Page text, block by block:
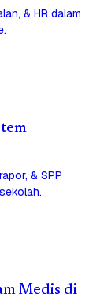
& HR dalam
& SPP
Medis di